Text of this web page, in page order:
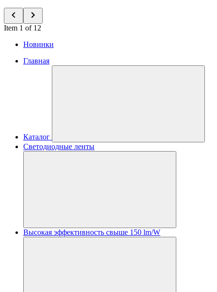
Item 1 of 12
Новинки
Главная
Каталог
Светодиодные ленты
Высокая эффективность свыше 150 lm/W